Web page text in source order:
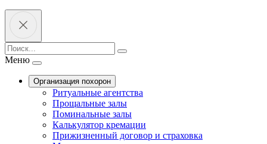
Меню
Организация похорон
Ритуальные агентства
Прощальные залы
Поминальные залы
Калькулятор кремации
Прижизненный договор и страховка